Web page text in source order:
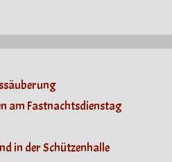
am Fastnachtsdienstag
in der Schützenhalle